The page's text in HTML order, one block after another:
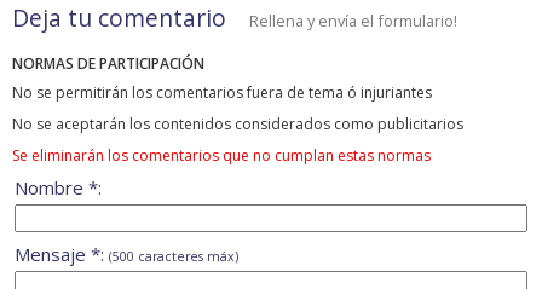
Deja tu comentario Rellena y envía el formulario!
NORMAS DE PARTICIPACIÓN
No se permitirán los comentarios fuera de tema ó injuriantes
No se aceptarán los contenidos considerados como publicitarios
Se eliminarán los comentarios que no cumplan estas normas
Nombre *:
Mensaje *: (500 caracteres máx)